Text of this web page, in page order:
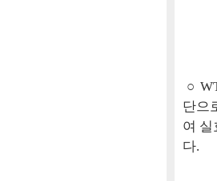
○
단으
여
다.